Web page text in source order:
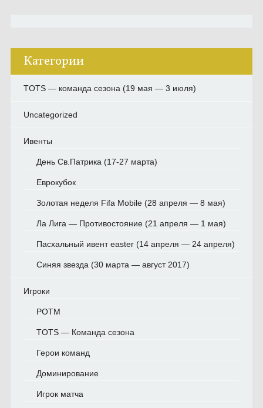
Категории
TOTS — команда сезона (19 мая — 3 июля)
Uncategorized
Ивенты
День Св.Патрика (17-27 марта)
Еврокубок
Золотая неделя Fifa Mobile (28 апреля — 8 мая)
Ла Лига — Противостояние (21 апреля — 1 мая)
Пасхальный ивент easter (14 апреля — 24 апреля)
Синяя звезда (30 марта — август 2017)
Игроки
POTM
TOTS — Команда сезона
Герои команд
Доминирование
Игрок матча